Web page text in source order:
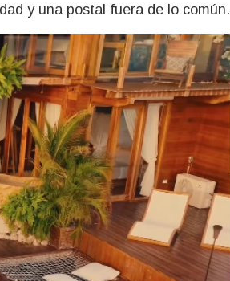
y una postal fuera de lo común.